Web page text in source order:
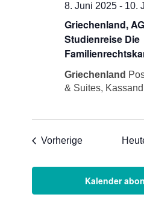
Griechenland,
Studienreise Die
8. Juni 2025 - 10.
Griechenland
& Suites,
Vorherige
Kalender